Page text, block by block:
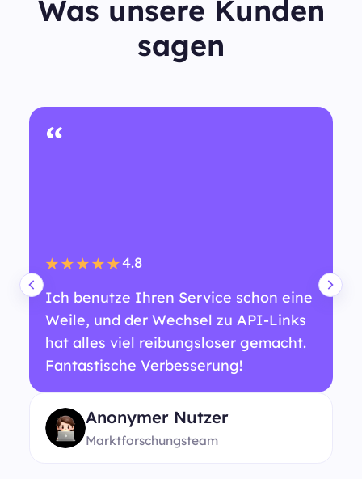
Was unsere Kunden
sagen
“
★★★★★4.8
Ich benutze Ihren Service schon eine
Weile, und der Wechsel zu API-Links
hat alles viel reibungsloser gemacht.
Fantastische Verbesserung!
Anonymer Nutzer
Marktforschungsteam